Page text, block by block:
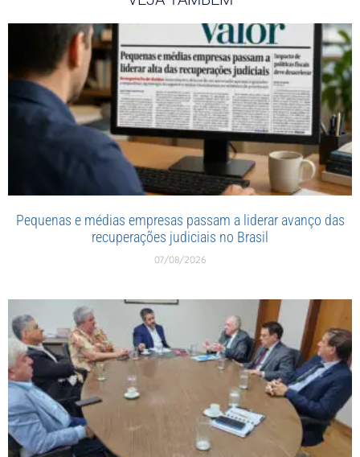
Pequenas e médias empresas passam a liderar avanço das
recuperações judiciais no Brasil
07/08/2026